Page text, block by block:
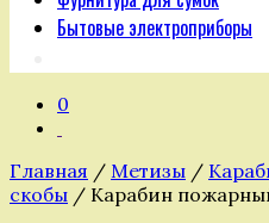
Бытовые электроприборы
0
Главная / Метизы /
скобы / Карабин